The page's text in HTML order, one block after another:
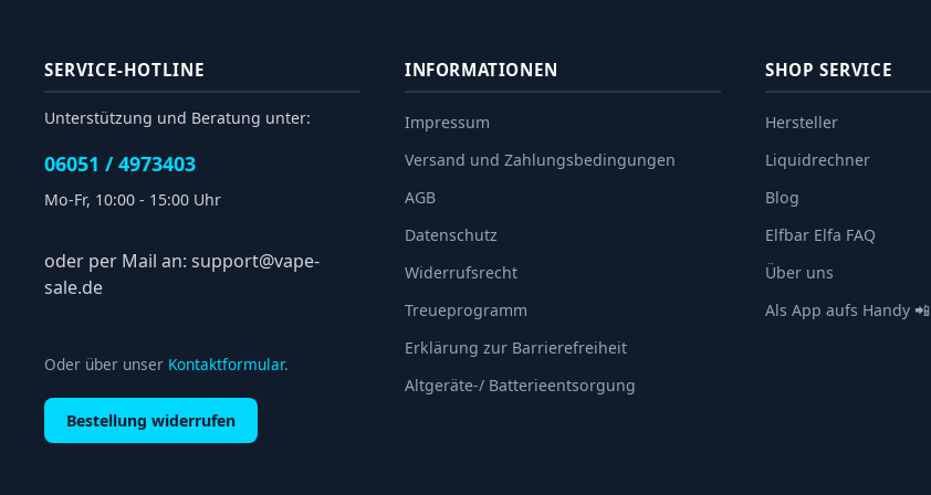
SERVICE-HOTLINE
Unterstützung und Beratung unter:
06051 / 4973403
Mo-Fr, 10:00 - 15:00 Uhr
oder per Mail an: support@vape-
sale.de
Oder über unser Kontaktformular.
Bestellung widerrufen
INFORMATIONEN
Impressum
Versand und Zahlungsbedingungen
AGB
Datenschutz
Widerrufsrecht
Treueprogramm
Erklärung zur Barrierefreiheit
Altgeräte-/ Batterieentsorgung
SHOP SERVICE
Hersteller
Liquidrechner
Blog
Elfbar Elfa FAQ
Über uns
Als App aufs Handy 📲